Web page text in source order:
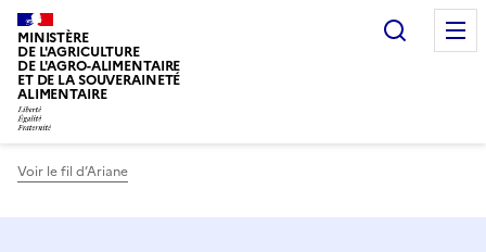
MINISTÈRE
DE L'AGRICULTURE
DE L'AGRO-ALIMENTAIRE
ET DE LA SOUVERAINETÉ
ALIMENTAIRE
Voir le fil d’Ariane